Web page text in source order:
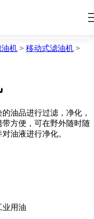
油机 > 移动式滤油机 >
油品进行过滤，净化，
方便，可在野外随时随
油液进行净化。
业用油